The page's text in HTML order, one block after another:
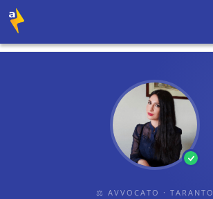
⚖ AVVOCATO · TARANTO